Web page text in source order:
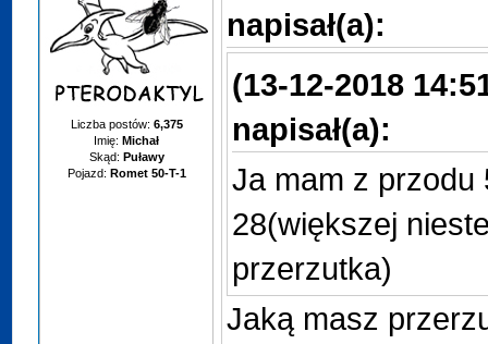
Liczba postów: 6,375
Imię: Michał
Skąd: Puławy
Pojazd: Romet 50-T-1
napisał(a):
(13-12-2018
napisał(a):
Ja mam z przodu
28(większej
przerzutka)
Jaką masz